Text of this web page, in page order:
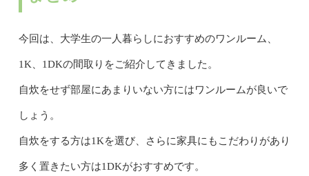
今回は、大学生の一人暮らしにおすすめのワンルーム、
1K、1DKの間取りをご紹介してきました。
自炊をせず部屋にあまりいない方にはワンルームが良いで
しょう。
自炊をする方は1Kを選び、さらに家具にもこだわりがあり
多く置きたい方は1DKがおすすめです。